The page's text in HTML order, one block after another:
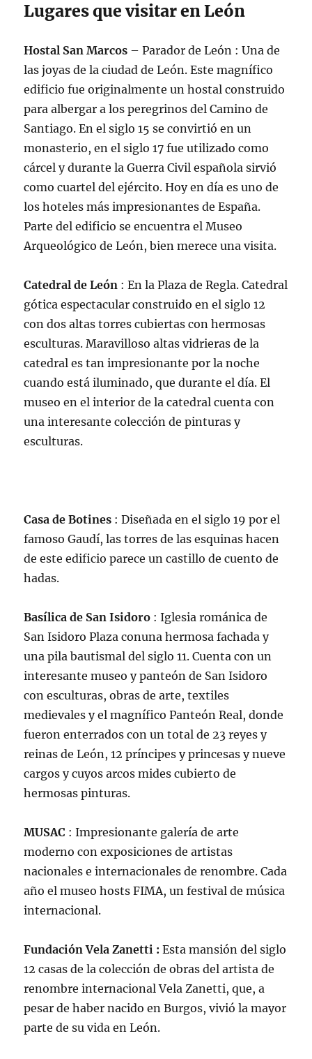
Lugares que visitar en León
Hostal San Marcos – Parador de León : Una de
las joyas de la ciudad de León. Este magnífico
edificio fue originalmente un hostal construido
para albergar a los peregrinos del Camino de
Santiago. En el siglo 15 se convirtió en un
monasterio, en el siglo 17 fue utilizado como
cárcel y durante la Guerra Civil española sirvió
como cuartel del ejército. Hoy en día es uno de
los hoteles más impresionantes de España.
Parte del edificio se encuentra el Museo
Arqueológico de León, bien merece una visita.
Catedral de León : En la Plaza de Regla. Catedral
gótica espectacular construido en el siglo 12
con dos altas torres cubiertas con hermosas
esculturas. Maravilloso altas vidrieras de la
catedral es tan impresionante por la noche
cuando está iluminado, que durante el día. El
museo en el interior de la catedral cuenta con
una interesante colección de pinturas y
esculturas.
Casa de Botines : Diseñada en el siglo 19 por el
famoso Gaudí, las torres de las esquinas hacen
de este edificio parece un castillo de cuento de
hadas.
Basílica de San Isidoro : Iglesia románica de
San Isidoro Plaza conuna hermosa fachada y
una pila bautismal del siglo 11. Cuenta con un
interesante museo y panteón de San Isidoro
con esculturas, obras de arte, textiles
medievales y el magnífico Panteón Real, donde
fueron enterrados con un total de 23 reyes y
reinas de León, 12 príncipes y princesas y nueve
cargos y cuyos arcos mides cubierto de
hermosas pinturas.
MUSAC : Impresionante galería de arte
moderno con exposiciones de artistas
nacionales e internacionales de renombre. Cada
año el museo hosts FIMA, un festival de música
internacional.
Fundación Vela Zanetti : Esta mansión del siglo
12 casas de la colección de obras del artista de
renombre internacional Vela Zanetti, que, a
pesar de haber nacido en Burgos, vivió la mayor
parte de su vida en León.